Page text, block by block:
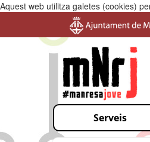
Aquest web utilitza galetes (cookies)
Serveis